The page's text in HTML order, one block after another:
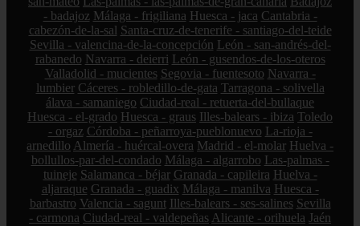
- badajoz Málaga - frigiliana Huesca - jaca Cantabria -
cabezón-de-la-sal Santa-cruz-de-tenerife - santiago-del-teide
Sevilla - valencina-de-la-concepción León - san-andrés-del-
rabanedo Navarra - deierri León - gusendos-de-los-oteros
Valladolid - mucientes Segovia - fuentesoto Navarra -
lumbier Cáceres - robledillo-de-gata Tarragona - solivella
álava - samaniego Ciudad-real - retuerta-del-bullaque
Huesca - el-grado Huesca - graus Illes-balears - ibiza Toledo
- orgaz Córdoba - peñarroya-pueblonuevo La-rioja -
arnedillo Almería - huércal-overa Madrid - el-molar Huelva -
bollullos-par-del-condado Málaga - algarrobo Las-palmas -
tuineje Salamanca - béjar Granada - capileira Huelva -
aljaraque Granada - guadix Málaga - manilva Huesca -
barbastro Valencia - sagunt Illes-balears - ses-salines Sevilla
- carmona Ciudad-real - valdepeñas Alicante - orihuela Jaén